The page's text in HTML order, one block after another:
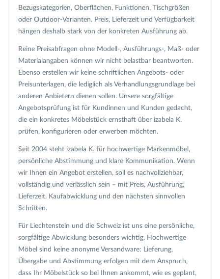
Bezugskategorien, Oberflächen, Funktionen, Tischgrößen
oder Outdoor-Varianten. Preis, Lieferzeit und Verfügbarkeit
hängen deshalb stark von der konkreten Ausführung ab.
Reine Preisabfragen ohne Modell-, Ausführungs-, Maß- oder
Materialangaben können wir nicht belastbar beantworten.
Ebenso erstellen wir keine schriftlichen Angebots- oder
Preisunterlagen, die lediglich als Verhandlungsgrundlage bei
anderen Anbietern dienen sollen. Unsere sorgfältige
Angebotsprüfung ist für Kundinnen und Kunden gedacht,
die ein konkretes Möbelstück ernsthaft über izabela K.
prüfen, konfigurieren oder erwerben möchten.
Seit 2004 steht izabela K. für hochwertige Markenmöbel,
persönliche Abstimmung und klare Kommunikation. Wenn
wir Ihnen ein Angebot erstellen, soll es nachvollziehbar,
vollständig und verlässlich sein – mit Preis, Ausführung,
Lieferzeit, Kaufabwicklung und den nächsten sinnvollen
Schritten.
Für Liechtenstein und die Schweiz ist uns eine persönliche,
sorgfältige Abwicklung besonders wichtig. Hochwertige
Möbel sind keine anonyme Versandware: Lieferung,
Übergabe und Abstimmung erfolgen mit dem Anspruch,
dass Ihr Möbelstück so bei Ihnen ankommt, wie es geplant,